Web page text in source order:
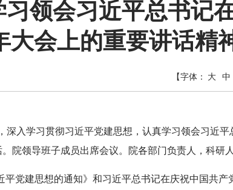
领会习近平总书记
大会上的重要讲话精
【字体： 大 中
入学习贯彻习近平党建思想，认真学习领会习近
院领导班子成员出席会议。院各部门负责人，科研
党建思想的通知》和习近平总书记在庆祝中国共